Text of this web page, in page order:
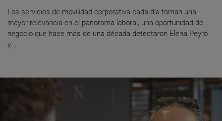
Los servicios de movilidad corporativa cada día toman una
mayor relevancia en el panorama laboral, una oportunidad de
negocio que hace más de una década detectaron Elena Peyró
y...